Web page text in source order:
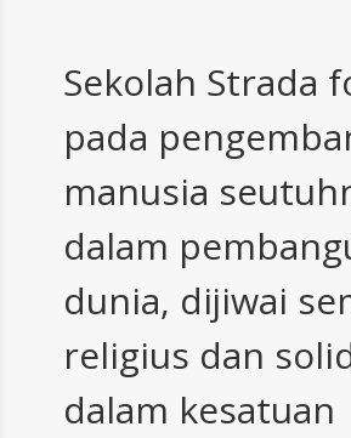
Sekolah Strada
pada
manusia
dalam
dunia, dijiwai
religius dan
dalam kesatuan